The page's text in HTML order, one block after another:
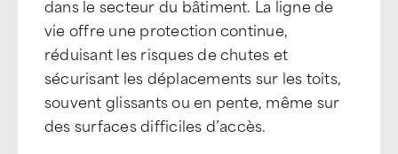
dans le secteur du bâtiment. La ligne de
vie offre une protection continue,
réduisant les risques de chutes et
sécurisant les déplacements sur les toits,
souvent glissants ou en pente, même sur
des surfaces difficiles d’accès.